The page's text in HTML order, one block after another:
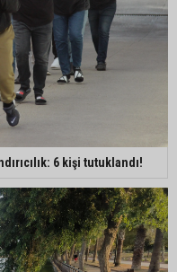
6 kişi tutuklandı!